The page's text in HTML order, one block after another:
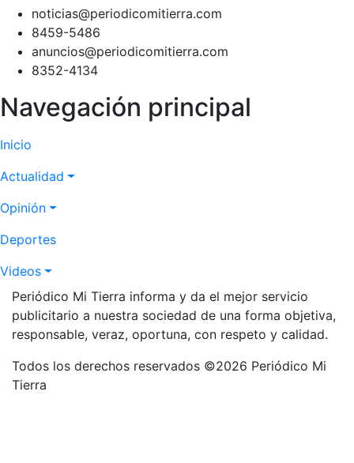
noticias@periodicomitierra.com
8459-5486
anuncios@periodicomitierra.com
8352-4134
Navegación principal
Inicio
Actualidad
Opinión
Deportes
Videos
Periódico Mi Tierra informa y da el mejor servicio
publicitario a nuestra sociedad de una forma objetiva,
responsable, veraz, oportuna, con respeto y calidad.
Todos los derechos reservados ©2026 Periódico Mi
Tierra